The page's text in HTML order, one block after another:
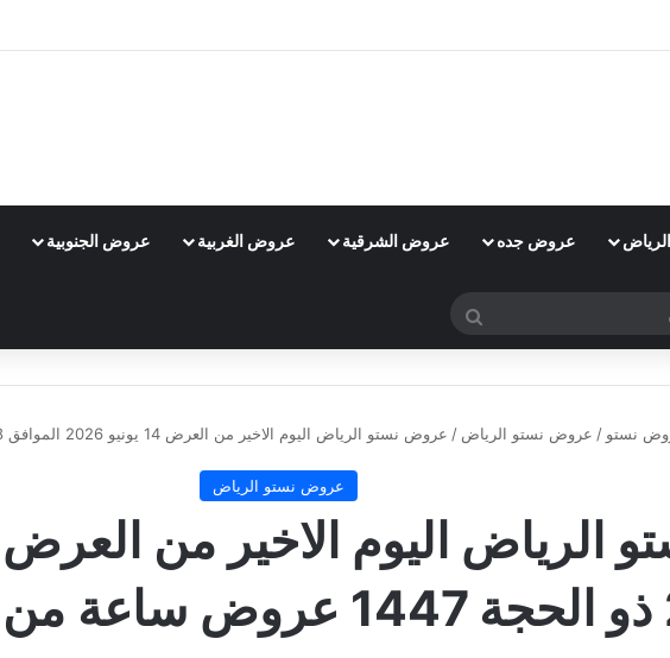
عروض جده عروض الشرقية عروض الغربية عروض الجنوبية
بحث
نستو / عروض نستو الرياض / عروض نستو الرياض اليوم الاخير من العرض 14 يونيو 2026 الموافق 28 ذو الحجة 1447 عروض ساعة من العروض الضخمة
عروض نستو الرياض